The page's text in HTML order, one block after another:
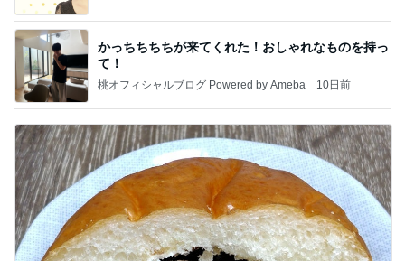
かっちちちちが来てくれた！おしゃれなものを持っ
て！
桃オフィシャルブログ Powered by Ameba 10日前